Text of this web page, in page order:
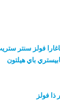
فولز سنتر
باي هيلتون
ذا فولز